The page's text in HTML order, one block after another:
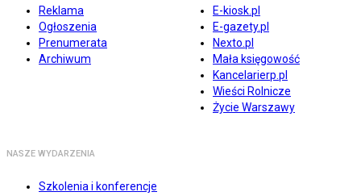
Reklama
Ogłoszenia
Prenumerata
Archiwum
E-kiosk.pl
E-gazety.pl
Nexto.pl
Mała księgowość
Kancelarierp.pl
Wieści Rolnicze
Życie Warszawy
NASZE WYDARZENIA
Szkolenia i konferencje